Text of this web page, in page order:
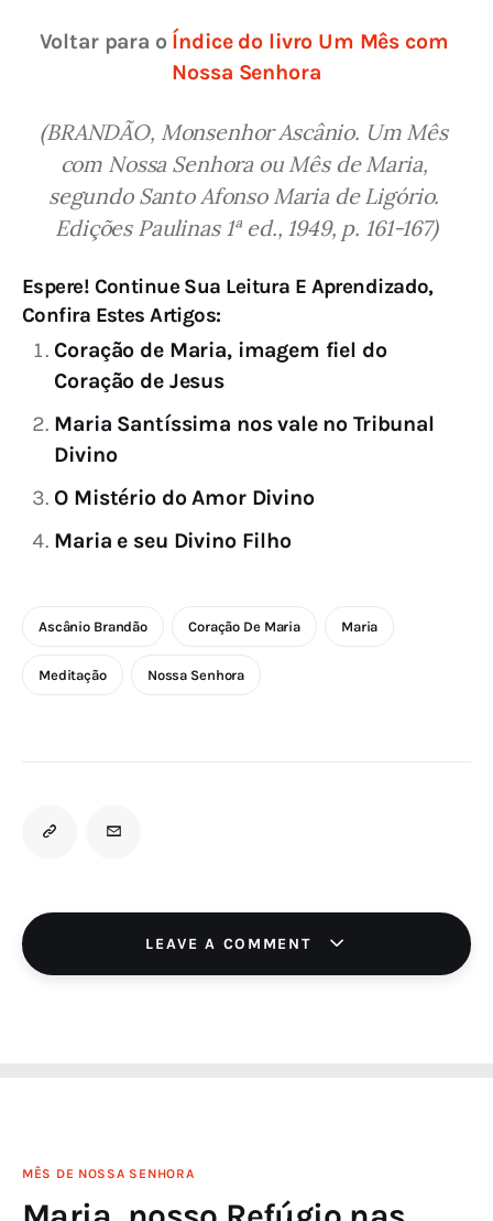
Voltar para o Índice do livro Um Mês com
Nossa Senhora
(BRANDÃO, Monsenhor Ascânio. Um Mês
com Nossa Senhora ou Mês de Maria,
segundo Santo Afonso Maria de Ligório.
Edições Paulinas 1ª ed., 1949, p. 161-167)
Espere! Continue Sua Leitura E Aprendizado,
Confira Estes Artigos:
Coração de Maria, imagem fiel do
Coração de Jesus
Maria Santíssima nos vale no Tribunal
Divino
O Mistério do Amor Divino
Maria e seu Divino Filho
Ascânio Brandão Coração De Maria Maria
Meditação Nossa Senhora
LEAVE A COMMENT
MÊS DE NOSSA SENHORA